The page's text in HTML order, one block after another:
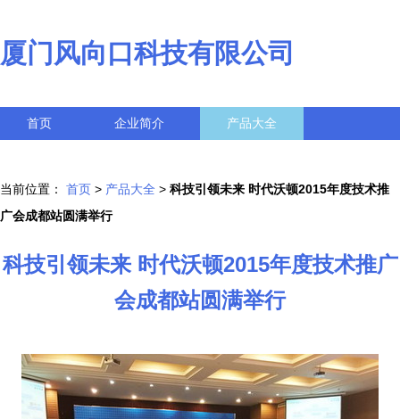
厦门风向口科技有限公司
首页 企业简介 产品大全
当前位置： 首页 > 产品大全 > 科技引领未来 时代沃顿2015年度技术推
广会成都站圆满举行
科技引领未来 时代沃顿2015年度技术推广
会成都站圆满举行